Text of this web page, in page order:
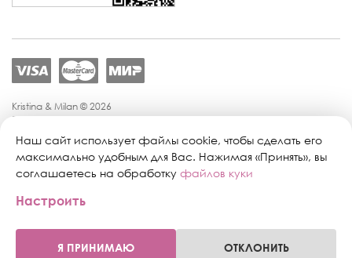
Kristina & Milan © 2026
Политика конфиденциальности
Политика обработки персональных данных
Публичная оферта
Персональные настройки файлов cookie
Поддержка сайта:
Наш сайт использует файлы cookie, чтобы сделать его
максимально удобным для Вас. Нажимая «Принять», вы
соглашаетесь на обработку файлов куки
Настроить
Я ПРИНИМАЮ ОТКЛОНИТЬ